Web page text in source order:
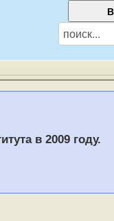
в 2009 году.